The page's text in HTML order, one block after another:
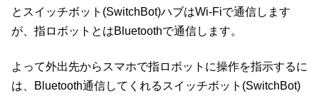
とスイッチボット(SwitchBot)ハブはWi-Fiで通信します
が、指ロボットとはBluetoothで通信します。
よって外出先からスマホで指ロボットに操作を指示するに
は、Bluetooth通信してくれるスイッチボット(SwitchBot)